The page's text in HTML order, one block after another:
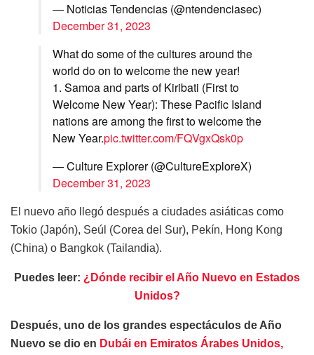
— Noticias Tendencias (@ntendenciasec)
December 31, 2023
What do some of the cultures around the
world do on to welcome the new year!
1. Samoa and parts of Kiribati (First to
Welcome New Year): These Pacific Island
nations are among the first to welcome the
New Year.pic.twitter.com/FQVgxQsk0p
— Culture Explorer (@CultureExploreX)
December 31, 2023
El nuevo año llegó después a ciudades asiáticas como
Tokio (Japón), Seúl (Corea del Sur), Pekín, Hong Kong
(China) o Bangkok (Tailandia).
Puedes leer: ¿Dónde recibir el Año Nuevo en Estados
Unidos?
Después, uno de los grandes espectáculos de Año
Nuevo se dio en Dubái en Emiratos Árabes Unidos,